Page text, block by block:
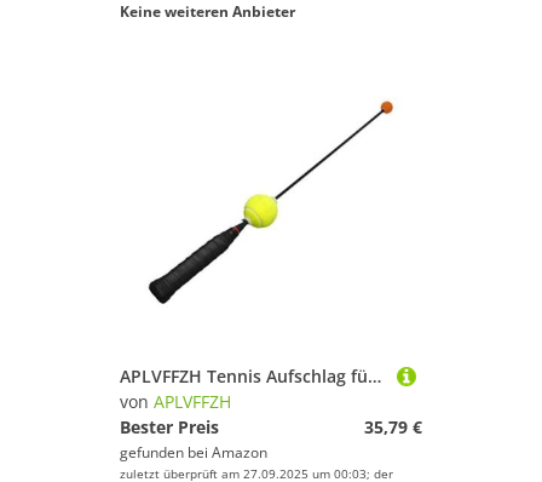
Keine weiteren Anbieter
APLVFFZH Tennis Aufschlag für Kinder, Übungsgerät für Tennis
von APLVFFZH
Bester Preis
35,79 €
gefunden bei Amazon
zuletzt überprüft am 27.09.2025 um 00:03; der